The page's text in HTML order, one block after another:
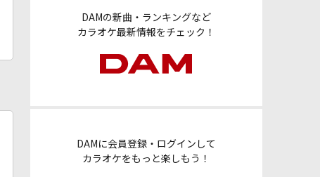
DAMの新曲・ランキングなど
カラオケ最新情報をチェック！
DAMに会員登録・ログインして
カラオケをもっと楽しもう！